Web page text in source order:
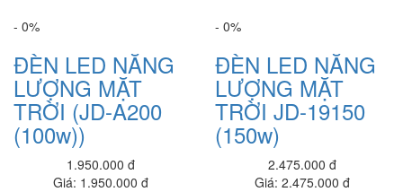
Dell Inspiron N3511_nk
15,780,000 đ
Dell Inspiron N3511_i3
15,350,000 đ
Dell Latitude 3410 L3410I5SSD
20,700,000 đ
- 0%
ĐÈN LED NĂNG
LƯỢNG MẶT
TRỜI (JD-A200
(100w))
1.950.000 đ
Giá: 1.950.000 đ
- 0%
ĐÈN LED NĂNG
LƯỢNG MẶT
TRỜI JD-19150
(150w)
2.475.000 đ
Giá: 2.475.000 đ